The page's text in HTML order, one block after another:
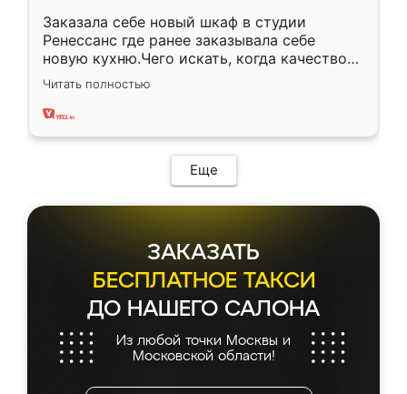
Заказала себе новый шкаф в студии
Ренессанс где ранее заказывала себе
новую кухню.Чего искать, когда качеством
вполне довольна. Служит кухня уже почти
два года, нареканий нет.
Читать полностью
Еще
ЗАКАЗАТЬ
БЕСПЛАТНОЕ ТАКСИ
ДО НАШЕГО САЛОНА
Из любой точки Москвы и
Московской области!